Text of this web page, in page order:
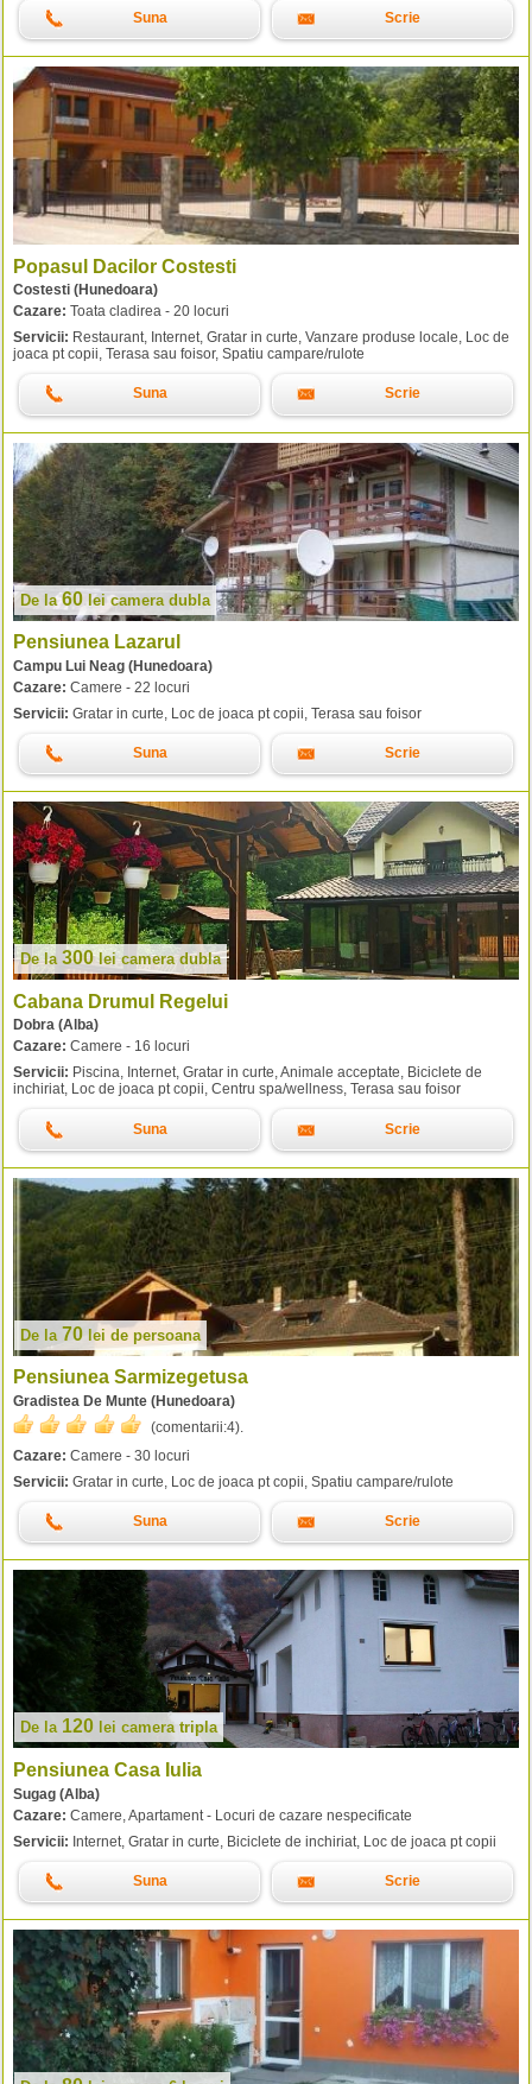
Suna Scrie
Popasul Dacilor Costesti
Costesti (Hunedoara)
Cazare: Toata cladirea - 20 locuri
Servicii: Restaurant, Internet, Gratar in curte, Vanzare produse locale, Loc de
joaca pt copii, Terasa sau foisor, Spatiu campare/rulote
Suna Scrie
De la60 leicamera dubla
Pensiunea Lazarul
Campu Lui Neag (Hunedoara)
Cazare: Camere - 22 locuri
Servicii: Gratar in curte, Loc de joaca pt copii, Terasa sau foisor
Suna Scrie
De la 300leicamera dubla
Cabana Drumul Regelui
Dobra (Alba)
Cazare: Camere - 16 locuri
Servicii: Piscina, Internet, Gratar in curte, Animale acceptate, Biciclete de
inchiriat, Loc de joaca pt copii, Centru spa/wellness, Terasa sau foisor
Suna Scrie
De la 70 lei de persoana
Pensiunea Sarmizegetusa
Gradistea De Munte (Hunedoara)
(comentarii:4).
Cazare: Camere - 30 locuri
Servicii: Gratar in curte, Loc de joaca pt copii, Spatiu campare/rulote
Suna Scrie
De la 120 lei camera tripla
Pensiunea Casa Iulia
Sugag (Alba)
Cazare: Camere, Apartament - Locuri de cazare nespecificate
Servicii: Internet, Gratar in curte, Biciclete de inchiriat, Loc de joaca pt copii
Suna Scrie